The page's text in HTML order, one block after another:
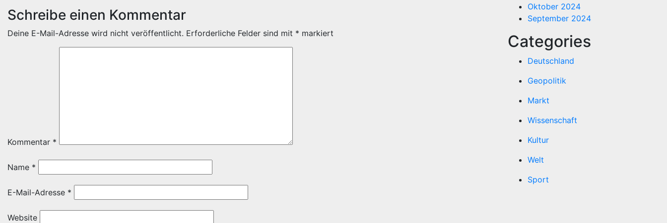
Schreibe einen Kommentar
Deine E-Mail-Adresse wird nicht veröffentlicht. Erforderliche Felder sind mit * markiert
Kommentar *
Name *
E-Mail-Adresse *
Website
Oktober 2024
September 2024
Categories
Deutschland
Geopolitik
Markt
Wissenschaft
Kultur
Welt
Sport